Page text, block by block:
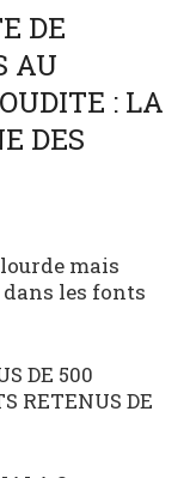
DE
AU
: LA
DES
mais
les fonts
DE 500
RETENUS DE